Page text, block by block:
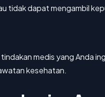
tidak dapat mengambil
medis yang Anda
kesehatan.